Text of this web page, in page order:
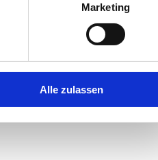
Marketing
Alle zulassen